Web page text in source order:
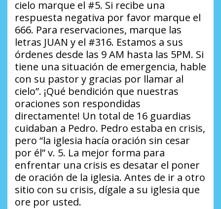
cielo marque el #5. Si recibe una
respuesta negativa por favor marque el
666. Para reservaciones, marque las
letras JUAN y el #316. Estamos a sus
órdenes desde las 9 AM hasta las 5PM. Si
tiene una situación de emergencia, hable
con su pastor y gracias por llamar al
cielo”. ¡Qué bendición que nuestras
oraciones son respondidas
directamente! Un total de 16 guardias
cuidaban a Pedro. Pedro estaba en crisis,
pero “la iglesia hacía oración sin cesar
por él” v. 5. La mejor forma para
enfrentar una crisis es desatar el poner
de oración de la iglesia. Antes de ir a otro
sitio con su crisis, dígale a su iglesia que
ore por usted.